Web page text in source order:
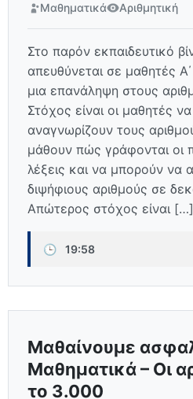
Μαθηματικά
Αριθμητική
Στο παρόν εκπαιδευτικό
απευθύνεται σε μαθητές
μια επανάληψη στους
Στόχος είναι οι μαθητές
αναγνωρίζουν τους
μάθουν πώς γράφονται οι
λέξεις και να μπορούν να
διψήφιους αριθμούς σε
Απώτερος στόχος είναι […]
🕒 19:58
Μαθαίνουμε
Μαθηματικά – Οι
το 3.000